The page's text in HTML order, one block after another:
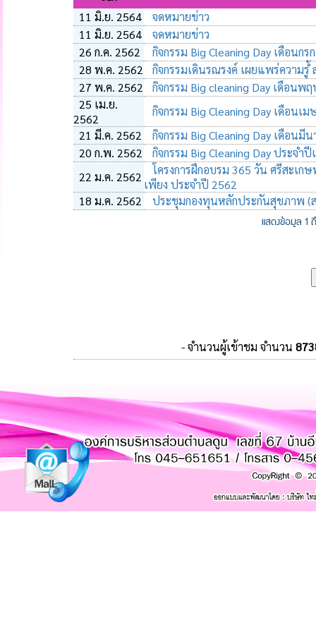
11 มิ.ย. 2564
จดหมายข่าว
11 มิ.ย. 2564
จดหมายข่าว
26 ก.ค. 2562
กิจกรรม Big Cleaning Day เดือนก
28 พ.ค. 2562
กิจกรรมเดินรณรงค์ เผยแพร่ความรูํ้
27 พ.ค. 2562
กิจกรรม Big cleaning Day เดือนพ
25 เม.ย.
2562
กิจกรรม Big Cleaning Day เดือนเ
21 มี.ค. 2562
กิจกรรม Big Cleaning Day เดือนมี
20 ก.พ. 2562
กิจกรรม Big Cleaning Day ประจ
22 ม.ค. 2562
โครงการฝึกอบรม 365 วัน ศรีสะเ
เพียง ประจำปี 2562
18 ม.ค. 2562
ประชุมกองทุนหลักประกันสุขภาพ (
แสดงข้อมูล
- จำนวนผู้เข้าชม จำนวน